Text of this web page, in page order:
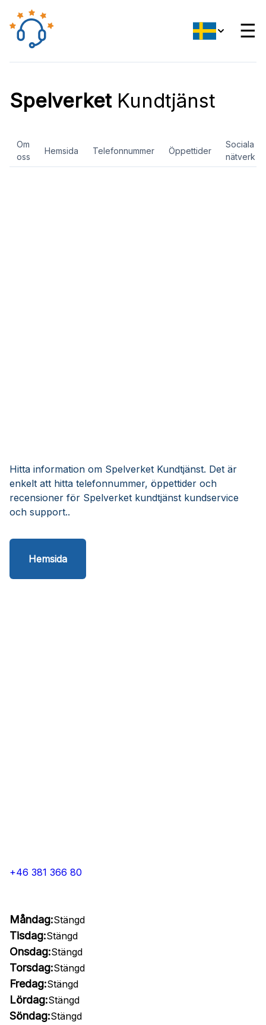
☰
SpelverketKundtjänst
Om
oss
Hemsida Telefonnummer Öppettider
Sociala
nätverk
Hitta information om Spelverket Kundtjänst. Det är
enkelt att hitta telefonnummer, öppettider och
recensioner för Spelverket kundtjänst kundservice
och support..
Hemsida
+46 381 366 80
Måndag:Stängd
Tisdag:Stängd
Onsdag:Stängd
Torsdag:Stängd
Fredag:Stängd
Lördag:Stängd
Söndag:Stängd